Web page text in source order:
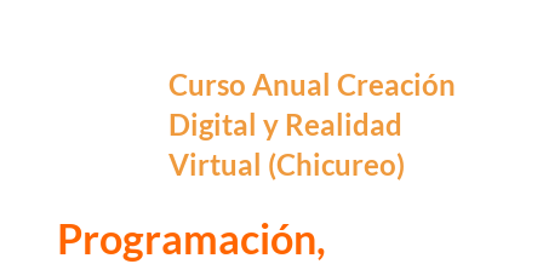
Curso Anual Creación
Digital y Realidad
Virtual (Chicureo)
Programación,